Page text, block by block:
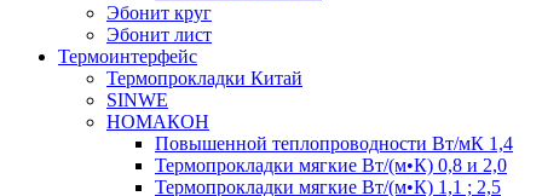
Эбонит круг
Эбонит лист
Термоинтерфейс
Термопрокладки Китай
SINWE
НОМАКОН
Повышенной теплопроводности Вт/мК 1,4
Термопрокладки мягкие Вт/(м•К) 0,8 и 2,0
Термопрокладки мягкие Вт/(м•К) 1,1 ; 2,5